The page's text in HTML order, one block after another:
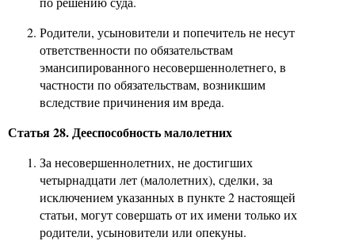
Родители, усыновители и попечитель не несут
ответственности по обязательствам
эмансипированного несовершеннолетнего, в
частности по обязательствам, возникшим
вследствие причинения им вреда.
Статья 28. Дееспособность малолетних
За несовершеннолетних, не достигших
четырнадцати лет (малолетних), сделки, за
исключением указанных в пункте 2 настоящей
статьи, могут совершать от их имени только их
родители, усыновители или опекуны.